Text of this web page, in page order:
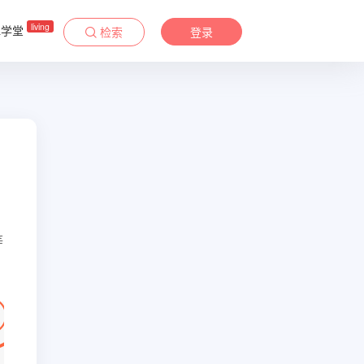
学堂 living 检索 登录